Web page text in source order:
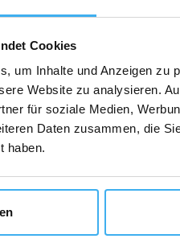
Cookies
um Inhalte und Anzeigen zu
Website zu analysieren.
für soziale Medien,
Daten zusammen, die
haben.
Für